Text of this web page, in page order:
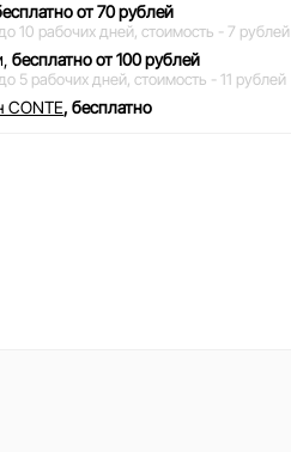
от 70 рублей
10 рабочих дней, стоимость - 7 рублей
бесплатно от 100 рублей
5 рабочих дней, стоимость - 11 рублей
CONTE, бесплатно